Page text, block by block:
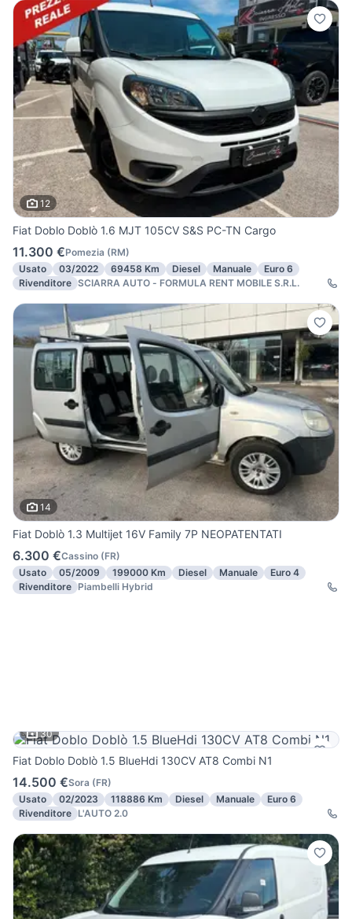
12
Fiat Doblo Doblò 1.6 MJT 105CV S&S PC-TN Cargo
11.300 €Pomezia (RM)
Usato
03/2022 69458 Km Diesel Manuale
Euro 6
Rivenditore SCIARRA AUTO - FORMULA RENT MOBILE S.R.L.
14
Fiat Doblò 1.3 Multijet 16V Family 7P NEOPATENTATI
6.300 €Cassino (FR)
Usato
05/2009 199000 Km Diesel Manuale
Euro 4
Rivenditore Piambelli Hybrid
30
Fiat Doblo Doblò 1.5 BlueHdi 130CV AT8 Combi N1
14.500 €Sora (FR)
Usato
02/2023 118886 Km Diesel Manuale
Euro 6
Rivenditore L'AUTO 2.0